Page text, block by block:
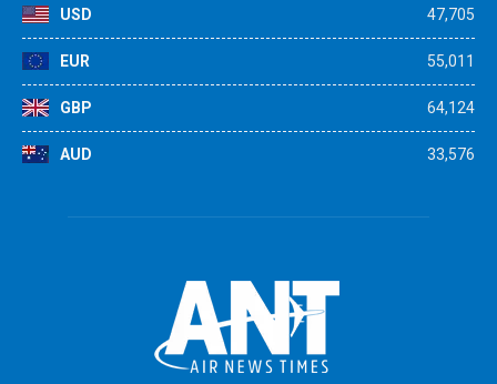
USD 47,705
EUR 55,011
GBP 64,124
AUD 33,576